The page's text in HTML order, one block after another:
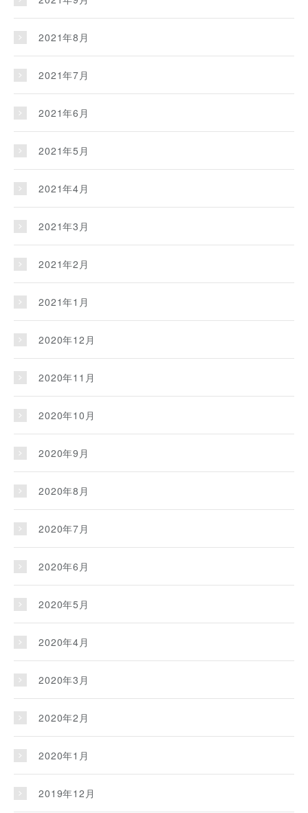
2021年8月
2021年7月
2021年6月
2021年5月
2021年4月
2021年3月
2021年2月
2021年1月
2020年12月
2020年11月
2020年10月
2020年9月
2020年8月
2020年7月
2020年6月
2020年5月
2020年4月
2020年3月
2020年2月
2020年1月
2019年12月